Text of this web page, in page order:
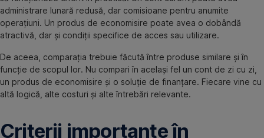
administrare lunară redusă, dar comisioane pentru anumite
operațiuni. Un produs de economisire poate avea o dobândă
atractivă, dar și condiții specifice de acces sau utilizare.
De aceea, comparația trebuie făcută între produse similare și în
funcție de scopul lor. Nu compari în același fel un cont de zi cu zi,
un produs de economisire și o soluție de finanțare. Fiecare vine cu
altă logică, alte costuri și alte întrebări relevante.
Criterii importante în